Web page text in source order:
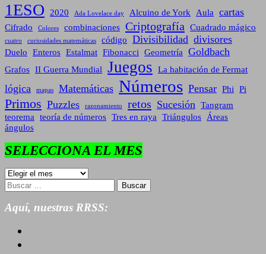
1ESO 2020 Ada Lovelace day Alcuino de York Aula cartas
Cifrado Colores combinaciones Criptografía Cuadrado mágico
cuatro curiosidades matemáticas código Divisibilidad divisores
Duelo Enteros Estalmat Fibonacci Geometría Goldbach
Grafos II Guerra Mundial Juegos La habitación de Fermat
lógica mapas Matemáticas Números Pensar Phi Pi
Primos Puzzles razonamiento retos Sucesión Tangram
teorema teoría de números Tres en raya Triángulos Áreas
ángulos
SELECCIONA EL MES
SELECCIONA
EL
MES
Buscar:
Aquí, nuestras RRSS: